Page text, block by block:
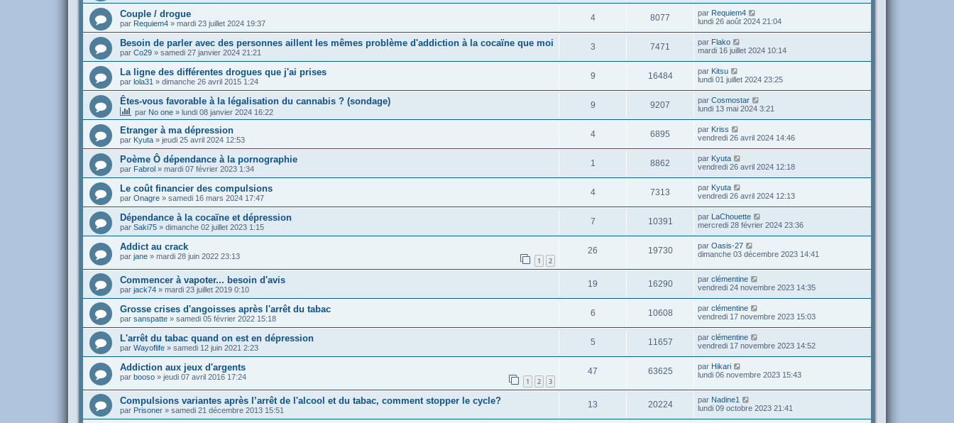
Couple / drogue
par Requiem4 » mardi 23 juillet 2024 19:37
4 8077 par Requiem4
lundi 26 août 2024 21:04
Besoin de parler avec des personnes aillent les mêmes problème d'addiction à la cocaïne que moi
par Co29 » samedi 27 janvier 2024 21:21
3 7471 par Flako
mardi 16 juillet 2024 10:14
La ligne des différentes drogues que j'ai prises
par lola31 » dimanche 26 avril 2015 1:24
9 16484 par Kitsu
lundi 01 juillet 2024 23:25
Êtes-vous favorable à la légalisation du cannabis ? (sondage)
par No one » lundi 08 janvier 2024 16:22
9 9207 par Cosmostar
lundi 13 mai 2024 3:21
Etranger à ma dépression
par Kyuta » jeudi 25 avril 2024 12:53
4 6895 par Kriss
vendredi 26 avril 2024 14:46
Poème Ô dépendance à la pornographie
par Fabrol » mardi 07 février 2023 1:34
1 8862 par Kyuta
vendredi 26 avril 2024 12:18
Le coût financier des compulsions
par Onagre » samedi 16 mars 2024 17:47
4 7313 par Kyuta
vendredi 26 avril 2024 12:13
Dépendance à la cocaïne et dépression
par Saki75 » dimanche 02 juillet 2023 1:15
7 10391 par
LaChouette
mercredi 28 février 2024 23:36
Addict au crack
par jane » mardi 28 juin 2022 23:13 1 2
26 19730 par Oasis-27
dimanche 03 décembre 2023 14:41
Commencer à vapoter... besoin d'avis
par jack74 » mardi 23 juillet 2019 0:10
19 16290 par clémentine
vendredi 24 novembre 2023 14:35
Grosse crises d'angoisses après l'arrêt du tabac
par sanspatte » samedi 05 février 2022 15:18
6 10608 par clémentine
vendredi 17 novembre 2023 15:03
L'arrêt du tabac quand on est en dépression
par Wayoflife » samedi 12 juin 2021 2:23
5 11657 par clémentine
vendredi 17 novembre 2023 14:52
Addiction aux jeux d'argents
par booso » jeudi 07 avril 2016 17:24 1 2 3
47 63625 par Hikari
lundi 06 novembre 2023 15:43
Compulsions variantes après l’arrêt de l'alcool et du tabac, comment stopper le cycle?
par Prisoner » samedi 21 décembre 2013 15:51
13 20224 par Nadine1
lundi 09 octobre 2023 21:41